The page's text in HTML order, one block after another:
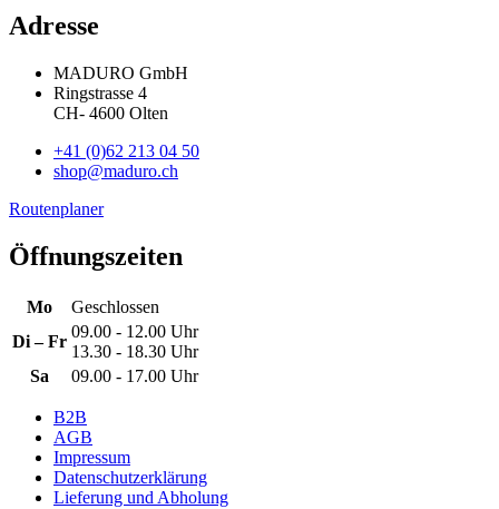
Adresse
MADURO GmbH
Ringstrasse 4
CH- 4600 Olten
+41 (0)62 213 04 50
shop@maduro.ch
Routenplaner
Öffnungszeiten
Mo
Geschlossen
Di – Fr
09.00 - 12.00 Uhr
13.30 - 18.30 Uhr
Sa
09.00 - 17.00 Uhr
B2B
AGB
Impressum
Datenschutzerklärung
Lieferung und Abholung